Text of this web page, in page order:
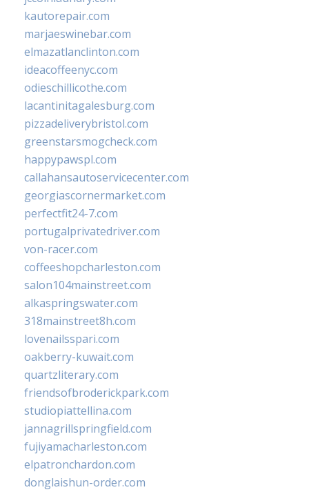
kautorepair.com
marjaeswinebar.com
elmazatlanclinton.com
ideacoffeenyc.com
odieschillicothe.com
lacantinitagalesburg.com
pizzadeliverybristol.com
greenstarsmogcheck.com
happypawspl.com
callahansautoservicecenter.com
georgiascornermarket.com
perfectfit24-7.com
portugalprivatedriver.com
von-racer.com
coffeeshopcharleston.com
salon104mainstreet.com
alkaspringswater.com
318mainstreet8h.com
lovenailsspari.com
oakberry-kuwait.com
quartzliterary.com
friendsofbroderickpark.com
studiopiattellina.com
jannagrillspringfield.com
fujiyamacharleston.com
elpatronchardon.com
donglaishun-order.com